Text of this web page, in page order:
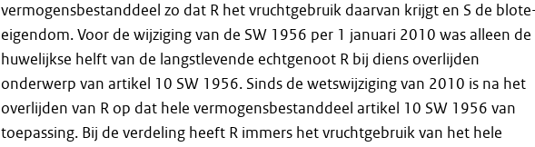
vermogensbestanddeel zo dat R het vruchtgebruik daarvan krijgt en S de
eigendom. Voor de wijziging van de SW 1956 per 1 januari 2010 was alleen de
huwelijkse helft van de langstlevende echtgenoot R bij diens overlijden
onderwerp van artikel 10 SW 1956. Sinds de wetswijziging van 2010 is na het
overlijden van R op dat hele vermogensbestanddeel artikel 10 SW 1956 van
toepassing. Bij de verdeling heeft R immers het vruchtgebruik van het hele